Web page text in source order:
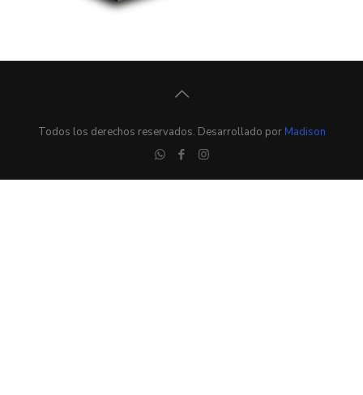
Todos los derechos reservados. Desarrollado por Madison